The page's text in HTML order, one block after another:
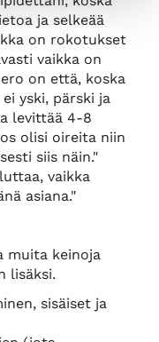
ja selkeää
on rokotukset
vaikka on
on että, koska
yski, pärski ja
levittää 4-8
olisi oireita niin
siis näin."
vaikka
asiana."
muita keinoja
lisäksi.
sisäiset ja